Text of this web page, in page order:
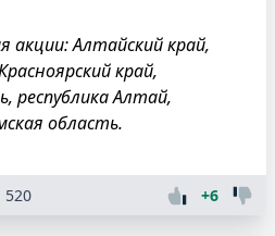
акции: Алтайский край,
край,
республика Алтай,
область.
520 +6